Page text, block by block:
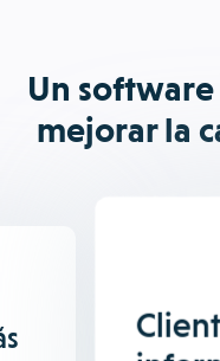
Un
mejorar la